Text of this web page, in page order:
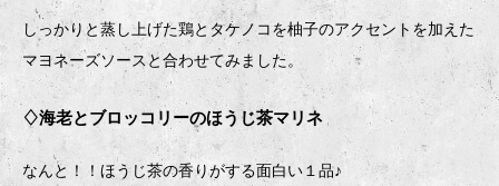
しっかりと蒸し上げた鶏とタケノコを柚子のアクセントを加えた
マヨネーズソースと合わせてみました。
♢海老とブロッコリーのほうじ茶マリネ
なんと！！ほうじ茶の香りがする面白い１品♪